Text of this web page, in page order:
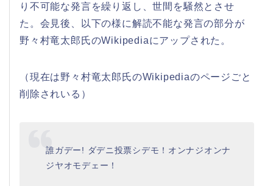
り不可能な発言を繰り返し、世間を騒然とさせ
た。会見後、以下の様に解読不能な発言の部分が
野々村竜太郎氏のWikipediaにアップされた。
（現在は野々村竜太郎氏のWikipediaのページごと
削除されいる）
誰ガデー! ダデニ投票シデモ！オンナジオンナ
ジヤオモデェー！